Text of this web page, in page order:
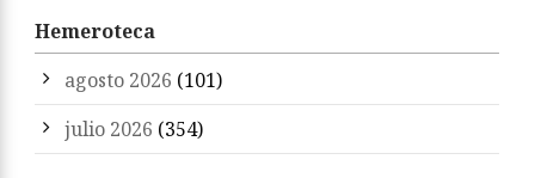
Hemeroteca
agosto 2026 (101)
julio 2026 (354)